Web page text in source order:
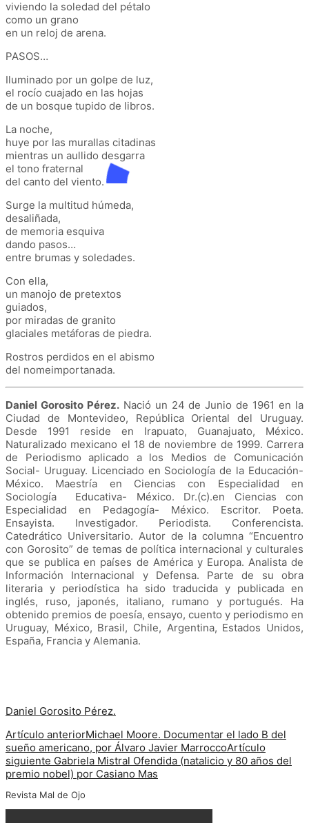
viviendo la soledad del pétalo
como un grano
en un reloj de arena.
PASOS…
Iluminado por un golpe de luz,
el rocío cuajado en las hojas
de un bosque tupido de libros.
La noche,
huye por las murallas citadinas
mientras un aullido desgarra
el tono fraternal
del canto del viento.
Surge la multitud húmeda,
desaliñada,
de memoria esquiva
dando pasos…
entre brumas y soledades.
Con ella,
un manojo de pretextos
guiados,
por miradas de granito
glaciales metáforas de piedra.
Rostros perdidos en el abismo
del nomeimportanada.
Daniel Gorosito Pérez.Nació un 24 de Junio de 1961 en la
Ciudad de Montevideo, República Oriental del Uruguay.
Desde 1991 reside en Irapuato, Guanajuato, México.
Naturalizado mexicano el 18 de noviembre de 1999. Carrera
de Periodismo aplicado a los Medios de Comunicación
Social- Uruguay. Licenciado en Sociología de la Educación-
México. Maestría en Ciencias con Especialidad en
Sociología Educativa- México. Dr.(c).en Ciencias con
Especialidad en Pedagogía- México. Escritor. Poeta.
Ensayista. Investigador. Periodista. Conferencista.
Catedrático Universitario. Autor de la columna “Encuentro
con Gorosito” de temas de política internacional y culturales
que se publica en países de América y Europa. Analista de
Información Internacional y Defensa. Parte de su obra
literaria y periodística ha sido traducida y publicada en
inglés, ruso, japonés, italiano, rumano y portugués. Ha
obtenido premios de poesía, ensayo, cuento y periodismo en
Uruguay, México, Brasil, Chile, Argentina, Estados Unidos,
España, Francia y Alemania.
Daniel Gorosito Pérez.
Artículo anteriorMichael Moore. Documentar el lado B del
sueño americano, por Álvaro Javier MarroccoArtículo
siguiente Gabriela Mistral Ofendida (natalicio y 80 años del
premio nobel) por Casiano Mas
Revista Mal de Ojo